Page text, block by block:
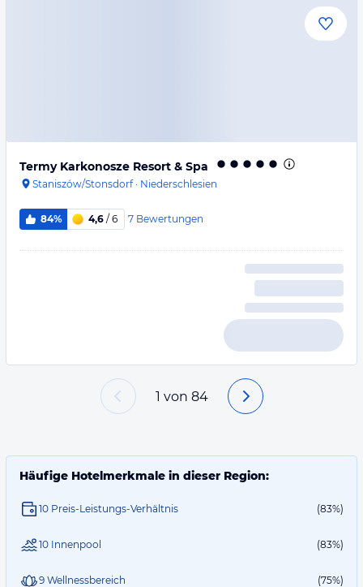
Termy Karkonosze Resort & Spa
Staniszów/Stonsdorf· Niederschlesien
84% 4,6 / 6 7 Bewertungen
1 von 84
Häufige Hotelmerkmale in dieser Region:
10 Preis-Leistungs-Verhältnis (83%)
10 Innenpool (83%)
9 Wellnessbereich (75%)